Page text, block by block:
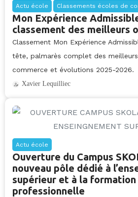
Actu école Classements écoles de
Mon Expérience
classement des meilleurs
Classement Mon Expérience
tête, palmarès complet des
commerce et évolutions 2025-2026.
Xavier Lequilliec
Actu école
Ouverture du Campus
nouveau pôle dédié à
supérieur et à la formation
professionnelle